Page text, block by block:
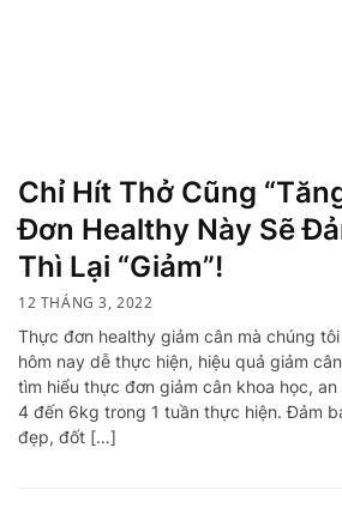
Chỉ Hít Thở Cũng
Đơn Healthy Này Sẽ
Thì Lại “Giảm”!
12 THÁNG 3, 2022
Thực đơn healthy giảm cân mà chúng
hôm nay dễ thực hiện, hiệu quả giảm
tìm hiểu thực đơn giảm cân khoa học,
4 đến 6kg trong 1 tuần thực hiện. Đảm
đẹp, đốt […]